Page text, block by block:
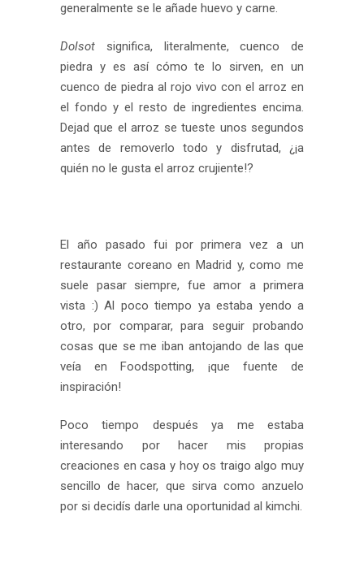
generalmente se le añade huevo y carne.
Dolsot significa, literalmente, cuenco de
piedra y es así cómo te lo sirven, en un
cuenco de piedra al rojo vivo con el arroz en
el fondo y el resto de ingredientes encima.
Dejad que el arroz se tueste unos segundos
antes de removerlo todo y disfrutad, ¿¡a
quién no le gusta el arroz crujiente!?
El año pasado fui por primera vez a un
restaurante coreano en Madrid y, como me
suele pasar siempre, fue amor a primera
vista :) Al poco tiempo ya estaba yendo a
otro, por comparar, para seguir probando
cosas que se me iban antojando de las que
veía en Foodspotting, ¡que fuente de
inspiración!
Poco tiempo después ya me estaba
interesando por hacer mis propias
creaciones en casa y hoy os traigo algo muy
sencillo de hacer, que sirva como anzuelo
por si decidís darle una oportunidad al kimchi.